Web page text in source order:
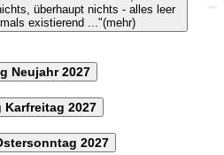
existierend ..."(mehr)
Neujahr 2027
Karfreitag 2027
2027